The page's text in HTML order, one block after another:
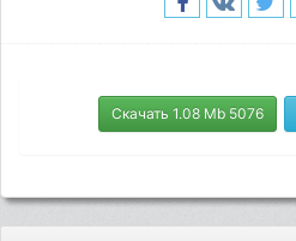
Скачать 1.08 Mb 5076